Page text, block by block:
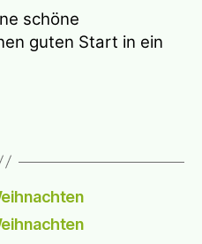
schöne
guten Start in ein